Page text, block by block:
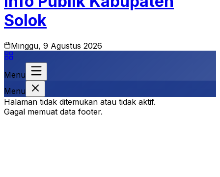
Solok
Minggu, 9 Agustus 2026
Menu
Menu
Halaman tidak ditemukan atau tidak aktif.
Gagal memuat data footer.